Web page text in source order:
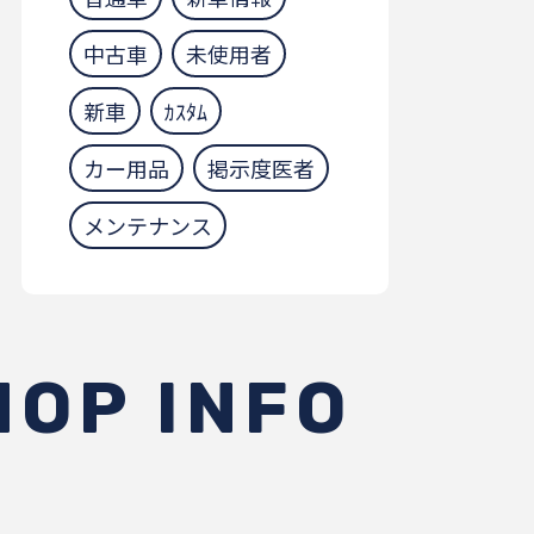
中古車
未使用者
新車
ｶｽﾀﾑ
カー用品
掲示度医者
メンテナンス
INFO